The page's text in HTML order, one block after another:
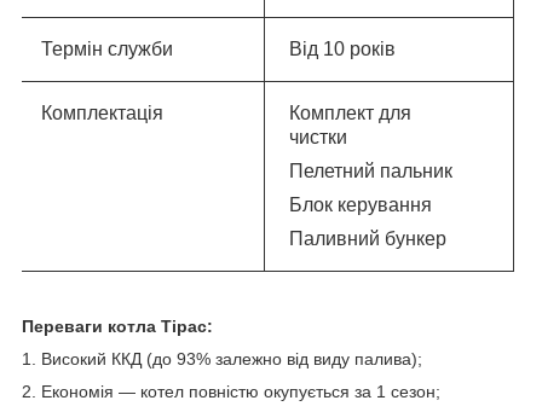
Термін служби Від 10 років
Комплектація
Комплект для
чистки
Пелетний пальник
Блок керування
Паливний бункер
Переваги котла Тірас:
1. Високий ККД (до 93% залежно від виду палива);
2. Економія — котел повністю окупується за 1 сезон;